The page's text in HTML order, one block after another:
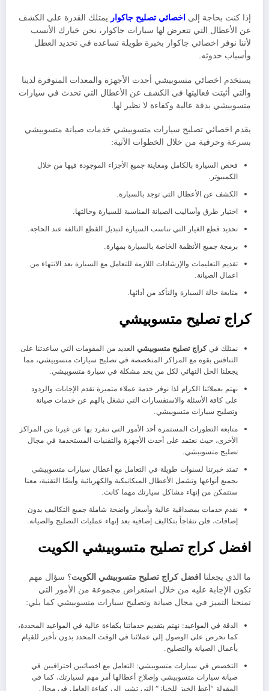
إذا كنت بحاجة إلى اخصائي تصليح جاكوار يمتلك القدرة على الكشف
عن الأعطال التي تتعرض لها سيارات جاكوار، نحن خيارك الأنسب
لأننا نوفر اخصائي جاكوار بخبرة طويلة تساعده في تحديد العطل
وأسباب حدوثه.
يستخدم اخصائي متسوبيشي أحدث الأجهزة والمعدات المتوفرة لدينا
والتي أثبتت فعاليتها في الكشف عن الأعطال التي تحدث في سيارات
متسوبيشي بدقة عالية وكفاءة لا نظير لها.
يقدم اخصائي تصليح سيارات متسوبيشي خدمات صيانة متسوبيشي
بسرعة وحرفية من خلال الخطوات الآتية:
فحص السيارة بالكامل ومعاينة جميع الأجزاء الموجودة فيها من خلال
الكمبيوتر.
الكشف عن الأعطال التي توجد بالسيارة.
اختيار طرق وأساليب الصيانة المناسبة للسيارة وحالتها.
تحديد قطع الغيار التي تناسب السيارة لتبديل القطع التالفة عند الحاجة.
برمجة جميع الأنظمة الخاصة بالسيارة بمهارة.
تقديم التعليمات والإرشادات اللازمة للتعامل مع السيارة بعد الانتهاء من
اعمال الصيانة.
متابعة حالة السيارة والتأكد من أدائها.
كراج تصليح متسوبيشي
نمتلك فيكراج تصليح متسوبيشي العديد من المقومات التي ساعدتنا على
التنافس بقوة مع المراكز المتخصصة في تصليح سيارات متسوبيشي، مما
يجعلنا الحل النهائي لكل من يجد مشكلة في سيارة متسوبيشي.
نهتم بعملائنا الكرام لذا نوفر خدمة عملاء متميزة تقدم الإجابات والردود
على كافة الأسئلة والاستفسارات التي تشغل بالهم عن خدمات صيانة
وتصليح سيارات متسوبيشي.
متابعة التطورات المستمرة أحد الأمور التي ننفرد بها عن غيرنا من المراكز
الأخرى، حيث نعتمد على أحدث الأجهزة والتقنيات المستخدمة في مجال
تصليح متسوبيشي.
تمتد خبرتنا لسنوات طويلة في التعامل مع أعطال سيارات متسوبيشي
بجميع أنواعها وتشمل الأعطال الميكانيكية والكهربائية وأيضًا التقنية، معنا
ستتمكن من إنهاء مشاكل سيارتك مهما كانت.
نقدم خدمات بمصداقية عالية وأسعار واضحة شاملة جميع التكاليف بدون
إضافات، فلن تتفاجأ بتكاليف إضافية بعد إنهاء عمليات التصليح والصيانة.
افضل كراج تصليح متسوبيشي الكويت
ما الذي يجعلنا افضل كراج تصليح متسوبيشي الكويت؟ سؤال مهم
تكون الإجابة عليه من خلال استعراض مجموعة من الأمور التي
تمنحنا التميز في مجال صيانة وتصليح سيارات متسوبيشي كما يلي:
الدقة في المواعيد: نهتم بتقديم خدماتنا بكفاءة عالية في المواعيد المحددة،
كما نحرص على الوصول إلى عملائنا في الوقت المحدد بدون تأخير للقيام
بأعمال الصيانة والتصليح.
التخصص في سيارات متسوبيشي: التعامل مع اخصائيين احترافيين في
صيانة سيارات متسوبيشي وإصلاح أعطالها أمر مهم لسيارتك، كما في
المقولة “أعط الخبز للخباز” التي تشير إلى كفاءة العامل في مجال